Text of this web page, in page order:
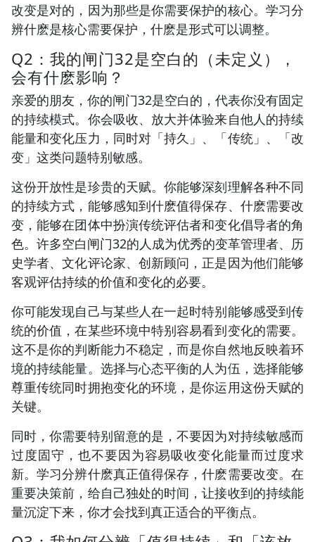
改变是对的，因为那些是你需要保护的核心。学习分
辨什麽是核心需要保护，什麽是形式可以调整。
Q2：我的闸门32是空白的（未定义），
会有什麽影响？
亲爱的朋友，你的闸门32是空白的，代表你没有固定
的持续模式。你会吸收、放大并体验来自他人的持续
能量和变化压力，同时对「持久」、「传统」、「改
变」这类问题特别敏感。
这份开放性是珍贵的天赋。你能够深刻理解各种不同
的持续方式，能够感知到什麽值得保存、什麽需要改
变，能够在团体中扮演传统评估者和变化倡导者的角
色。许多空白闸门32的人成为优秀的变革管理者、历
史学者、文化评论家、创新顾问，正是因为他们能够
客观评估持续的价值和变化的必要。
你可能发现自己与某些人在一起时特别能够感受到传
统的价值，在某些环境中特别容易看到变化的需要。
这不是你的判断能力不稳定，而是你自然地反映着环
境的持续能量。选择与心态平衡的人为伍，选择能够
尊重传统同时拥抱变化的环境，是你运用这份天赋的
关键。
同时，你需要特别留意的是，不要因为对持续敏感而
过度固守，也不要因为容易吸收变化能量而过度求
新。学习分辨什麽真正值得保存，什麽需要改变。在
重要决策前，给自己独处的时间，让接收到的持续能
量沉淀下来，你才会找到真正适合的平衡点。